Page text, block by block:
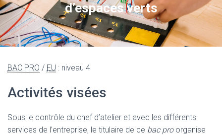
d’espaces verts
BAC PRO / EU : niveau 4
Activités visées
Sous le contrôle du chef d’atelier et avec les différents
services de l’entreprise, le titulaire de ce bac proorganise